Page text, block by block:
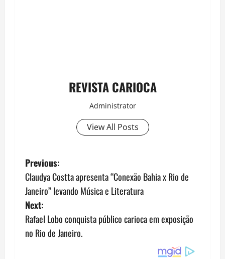
REVISTA CARIOCA
Administrator
View All Posts
P
o
s
t
Previous:
Claudya Costta apresenta “Conexão Bahia x Rio de
Janeiro” levando Música e Literatura
Next:
Rafael Lobo conquista público carioca em exposição
no Rio de Janeiro.